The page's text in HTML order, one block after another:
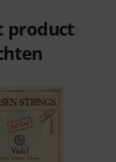
product